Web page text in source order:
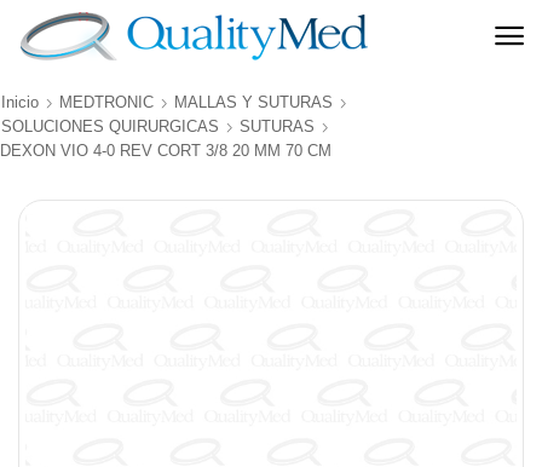
Inicio MEDTRONIC
MALLAS Y SUTURAS
SOLUCIONES QUIRURGICAS
SUTURAS
DEXON VIO 4-0 REV CORT 3/8 20 MM 70 CM